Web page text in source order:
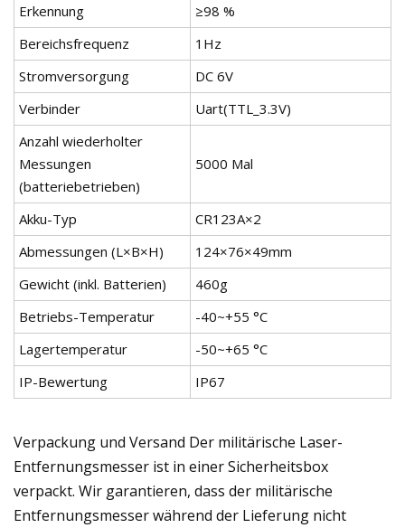
Erkennung
≥98 %
Bereichsfrequenz
1Hz
Stromversorgung
DC 6V
Verbinder
Uart(TTL_3.3V)
Anzahl wiederholter
Messungen
(batteriebetrieben)
5000 Mal
Akku-Typ
CR123A×2
Abmessungen (L×B×H)
124×76×49mm
Gewicht (inkl. Batterien)
460g
Betriebs-Temperatur
-40~+55 °C
Lagertemperatur
-50~+65 °C
IP-Bewertung
IP67
Verpackung und Versand Der militärische Laser-
Entfernungsmesser ist in einer Sicherheitsbox
verpackt. Wir garantieren, dass der militärische
Entfernungsmesser während der Lieferung nicht